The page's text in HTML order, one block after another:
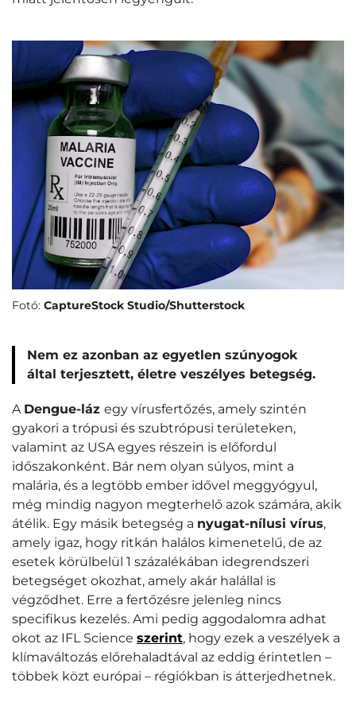
Fotó: CaptureStock Studio/Shutterstock
Nem ez azonban az egyetlen szúnyogok
által terjesztett, életre veszélyes betegség.
A Dengue-láz egy vírusfertőzés, amely szintén
gyakori a trópusi és szubtrópusi területeken,
valamint az USA egyes részein is előfordul
időszakonként. Bár nem olyan súlyos, mint a
malária, és a legtöbb ember idővel meggyógyul,
még mindig nagyon megterhelő azok számára, akik
átélik. Egy másik betegség a nyugat-nílusi vírus,
amely igaz, hogy ritkán halálos kimenetelű, de az
esetek körülbelül 1 százalékában idegrendszeri
betegséget okozhat, amely akár halállal is
végződhet. Erre a fertőzésre jelenleg nincs
specifikus kezelés. Ami pedig aggodalomra adhat
okot az IFL Science szerint, hogy ezek a veszélyek a
klímaváltozás előrehaladtával az eddig érintetlen –
többek közt európai – régiókban is átterjedhetnek.